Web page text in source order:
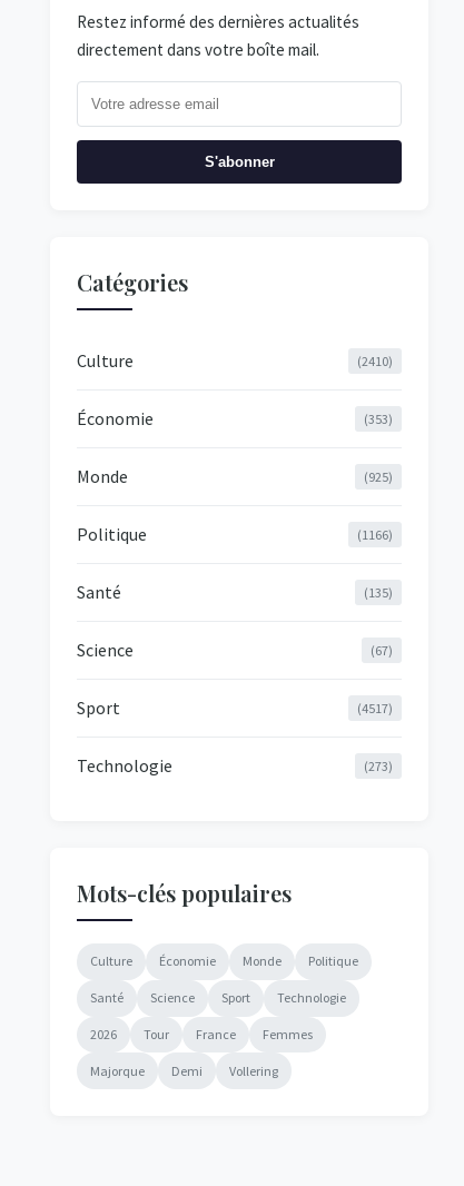
Restez informé des dernières actualités
directement dans votre boîte mail.
S'abonner
Catégories
Culture (2410)
Économie (353)
Monde (925)
Politique (1166)
Santé (135)
Science (67)
Sport (4517)
Technologie (273)
Mots-clés populaires
Culture Économie Monde Politique
Santé Science Sport Technologie
2026 Tour France Femmes
Majorque Demi Vollering